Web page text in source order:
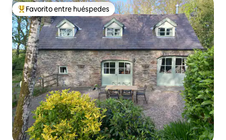
De los mejores en Favorito entre huéspedes
Favorito entre huéspedes